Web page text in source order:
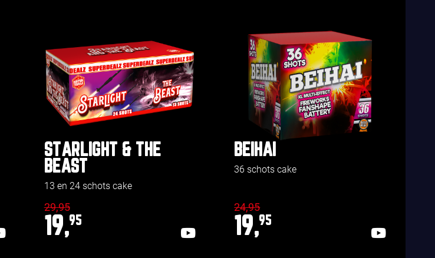
STARLIGHT & THE
BEAST
13 en 24 schots cake
29,95
19,95
BEIHAI
36 schots cake
24,95
19,95